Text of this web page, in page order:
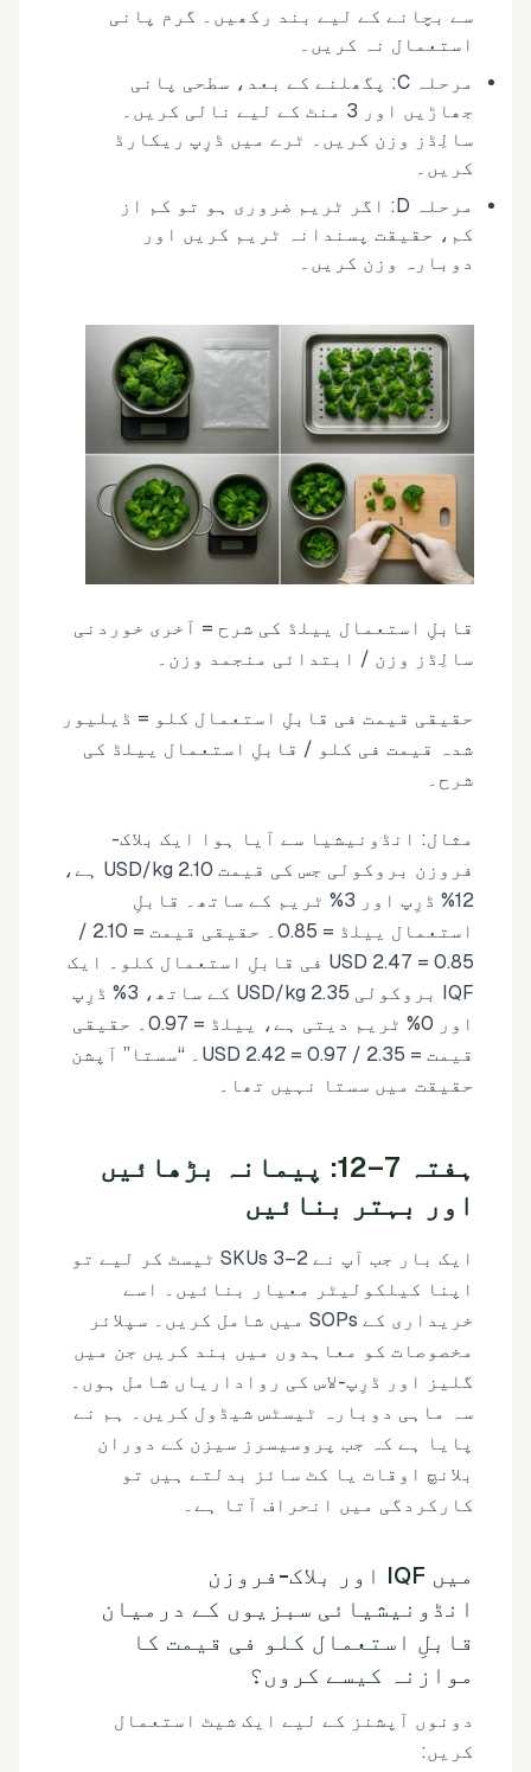
سے بچانے کے لیے بند رکھیں۔ گرم پانی
استعمال نہ کریں۔
مرحلہ C: پگھلنے کے بعد، سطحی پانی
جھاڑیں اور 3 منٹ کے لیے نالی کریں۔
سالِڈز وزن کریں۔ ٹرے میں ڈرِپ ریکارڈ
کریں۔
مرحلہ D: اگر ٹریم ضروری ہو تو کم از
کم، حقیقت پسندانہ ٹریم کریں اور
دوبارہ وزن کریں۔
قابلِ استعمال ییلڈ کی شرح = آخری خوردنی
سالِڈز وزن / ابتدائی منجمد وزن۔
حقیقی قیمت فی قابلِ استعمال کلو = ڈیلیور
شدہ قیمت فی کلو / قابلِ استعمال ییلڈ کی
شرح۔
مثال: انڈونیشیا سے آیا ہوا ایک بلاک-
فروزن بروکولی جس کی قیمت 2.10 USD/kg ہے،
12% ڈرِپ اور 3% ٹریم کے ساتھ۔ قابلِ
استعمال ییلڈ = 0.85۔ حقیقی قیمت = 2.10 /
0.85 = 2.47 USD فی قابلِ استعمال کلو۔ ایک
IQF بروکولی 2.35 USD/kg کے ساتھ، 3% ڈرِپ
اور 0% ٹریم دیتی ہے، ییلڈ = 0.97۔ حقیقی
قیمت = 2.35 / 0.97 = 2.42 USD۔ ‘‘سستا’’ آپشن
حقیقت میں سستا نہیں تھا۔
ہفتہ 7–12: پیمانہ بڑھائیں
اور بہتر بنائیں
ایک بار جب آپ نے 2–3 SKUs ٹیسٹ کر لیے تو
اپنا کیلکولیٹر معیار بنائیں۔ اسے
خریداری کے SOPs میں شامل کریں۔ سپلائر
مخصوصات کو معاہدوں میں بند کریں جن میں
گلیز اور ڈرِپ-لاس کی رواداریاں شامل ہوں۔
سہ ماہی دوبارہ ٹیسٹس شیڈول کریں۔ ہم نے
پایا ہے کہ جب پروسیسرز سیزن کے دوران
بلانچ اوقات یا کٹ سائز بدلتے ہیں تو
کارکردگی میں انحراف آتا ہے۔
میں IQF اور بلاک-فروزن
انڈونیشیائی سبزیوں کے درمیان
قابلِ استعمال کلو فی قیمت کا
موازنہ کیسے کروں؟
دونوں آپشنز کے لیے ایک شیٹ استعمال
کریں: